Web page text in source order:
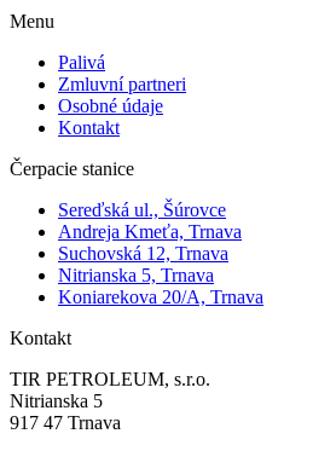
Menu
Palivá
Zmluvní partneri
Osobné údaje
Kontakt
Čerpacie stanice
Sereďská ul., Šúrovce
Andreja Kmeťa, Trnava
Suchovská 12, Trnava
Nitrianska 5, Trnava
Koniarekova 20/A, Trnava
Kontakt
TIR PETROLEUM, s.r.o.
Nitrianska 5
917 47 Trnava